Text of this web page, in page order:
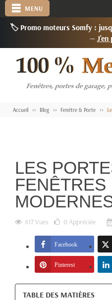
🏷️ Promo moteurs Somfy :
—
MENU
Accueil Blog Fenêtre & Porte
LES
FENÊTRES
417 Vues 0 Appréciée
Facebook
Pinterest
TABLE DES MATIÈRES